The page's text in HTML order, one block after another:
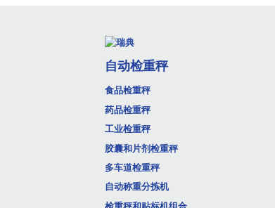
实验室迷你台式胶囊片剂取
自动检重秤
食品检重秤
药品检重秤
工业检重秤
胶囊和片剂检重秤
多车道检重秤
自动称重分拣机